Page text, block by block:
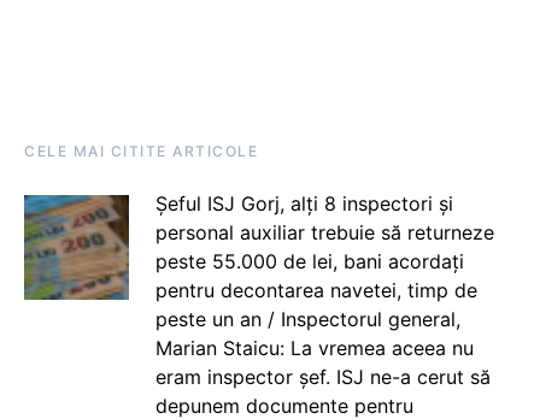
CELE MAI CITITE ARTICOLE
Șeful ISJ Gorj, alți 8 inspectori și
personal auxiliar trebuie să returneze
peste 55.000 de lei, bani acordați
pentru decontarea navetei, timp de
peste un an / Inspectorul general,
Marian Staicu: La vremea aceea nu
eram inspector șef. ISJ ne-a cerut să
depunem documente pentru